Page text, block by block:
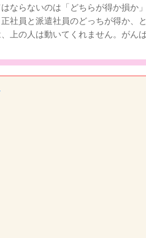
ならないのは「どちらが得か損か
社員と派遣社員のどっちが得か、
、上の人は動いてくれません。がん